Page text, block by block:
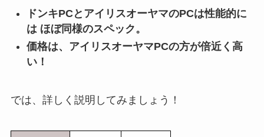
ドンキPCとアイリスオーヤマのPCは性能的に
は ほぼ同様のスペック。
価格は、アイリスオーヤマPCの方が倍近く高
い！
では、詳しく説明してみましょう！